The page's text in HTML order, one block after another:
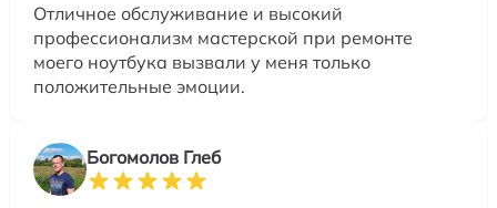
Отличное обслуживание и высокий
профессионализм мастерской при ремонте
моего ноутбука вызвали у меня только
положительные эмоции.
Богомолов Глеб